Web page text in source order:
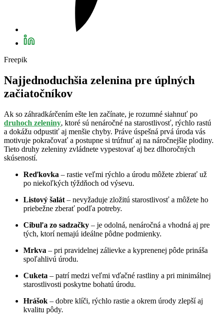
Freepik
Najjednoduchšia zelenina pre úplných
začiatočníkov
Ak so záhradkárčením ešte len začínate, je rozumné siahnuť po
druhoch zeleniny, ktoré sú nenáročné na starostlivosť, rýchlo rastú
a dokážu odpustiť aj menšie chyby. Práve úspešná prvá úroda vás
motivuje pokračovať a postupne si trúfnuť aj na náročnejšie plodiny.
Tieto druhy zeleniny zvládnete vypestovať aj bez dlhoročných
skúseností.
Reďkovka – rastie veľmi rýchlo a úrodu môžete zbierať už
po niekoľkých týždňoch od výsevu.
Listový šalát – nevyžaduje zložitú starostlivosť a môžete ho
priebežne zberať podľa potreby.
Cibuľa zo sadzačky – je odolná, nenáročná a vhodná aj pre
tých, ktorí nemajú ideálne pôdne podmienky.
Mrkva – pri pravidelnej zálievke a kyprenenej pôde prináša
spoľahlivú úrodu.
Cuketa – patrí medzi veľmi vďačné rastliny a pri minimálnej
starostlivosti poskytne bohatú úrodu.
Hrášok – dobre klíči, rýchlo rastie a okrem úrody zlepší aj
kvalitu pôdy.